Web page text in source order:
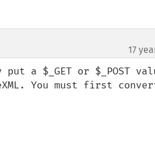
17
a $_GET or $_POST
You must first